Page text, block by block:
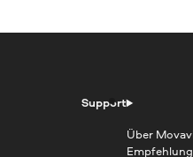
Support
Über